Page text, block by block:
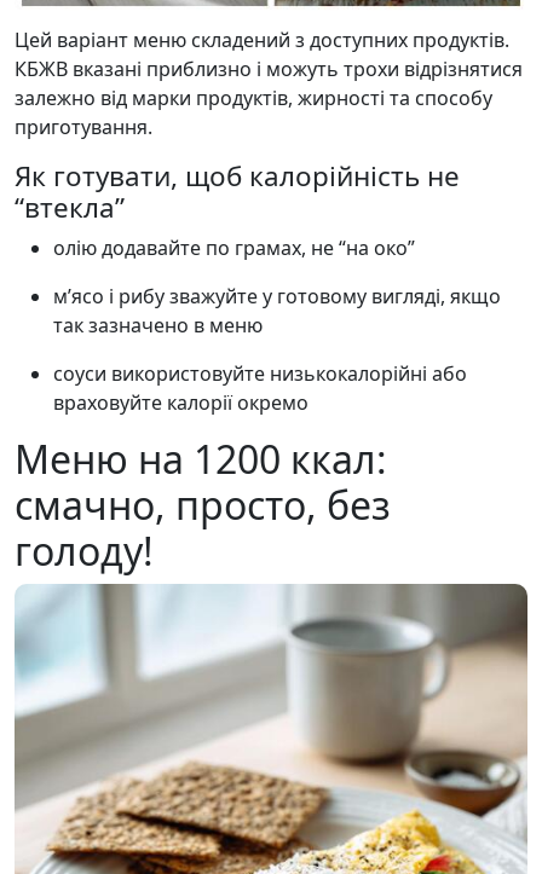
Цей варіант меню складений з доступних продуктів.
КБЖВ вказані приблизно і можуть трохи відрізнятися
залежно від марки продуктів, жирності та способу
приготування.
Як готувати, щоб калорійність не
“втекла”
олію додавайте по грамах, не “на око”
м’ясо і рибу зважуйте у готовому вигляді, якщо
так зазначено в меню
соуси використовуйте низькокалорійні або
враховуйте калорії окремо
Меню на 1200 ккал:
смачно, просто, без
голоду!